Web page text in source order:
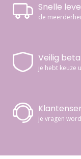
Snelle
de
Veilig
je hebt keuze
je vragen